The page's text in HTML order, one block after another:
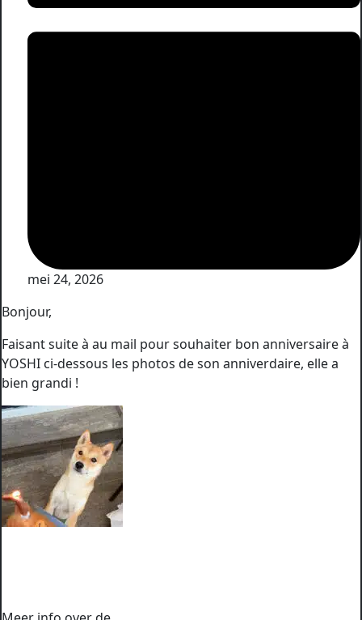
mei 24, 2026
Bonjour,
Faisant suite à au mail pour souhaiter bon anniversaire à
YOSHI ci-dessous les photos de son anniverdaire, elle a
bien grandi !